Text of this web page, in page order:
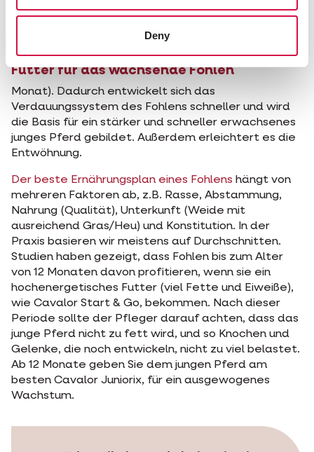
Deny
anderem einem hohen Anteil anpflanzlichen Ölen
und hochwertigen Eiweißen
Futter für das wachsende Fohlen
Monat). Dadurch entwickelt sich das
Verdauungssystem des Fohlens schneller und wird
die Basis für ein stärker und schneller erwachsenes
junges Pferd gebildet. Außerdem erleichtert es die
Entwöhnung.
Der beste Ernährungsplan eines Fohlens hängt von
mehreren Faktoren ab, z.B. Rasse, Abstammung,
Nahrung (Qualität), Unterkunft (Weide mit
ausreichend Gras/Heu) und Konstitution. In der
Praxis basieren wir meistens auf Durchschnitten.
Studien haben gezeigt, dass Fohlen bis zum Alter
von 12 Monaten davon profitieren, wenn sie ein
hochenergetisches Futter (viel Fette und Eiweiße),
wie Cavalor Start & Go, bekommen. Nach dieser
Periode sollte der Pfleger darauf achten, dass das
junge Pferd nicht zu fett wird, und so Knochen und
Gelenke, die noch entwickeln, nicht zu viel belastet.
Ab 12 Monate geben Sie dem jungen Pferd am
besten Cavalor Juniorix, für ein ausgewogenes
Wachstum.